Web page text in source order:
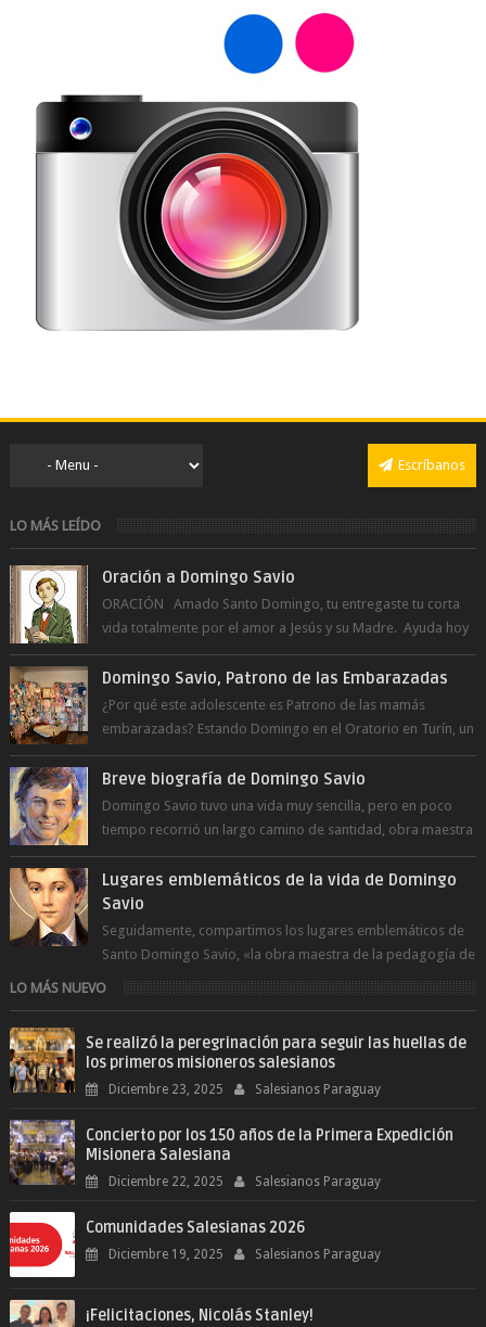
Escríbanos
LO MÁS LEÍDO
Oración a Domingo Savio
ORACIÓN Amado Santo Domingo, tu entregaste tu corta
vida totalmente por el amor a Jesús y su Madre. Ayuda hoy
a la juventud para ...
Domingo Savio, Patrono de las Embarazadas
¿Por qué este adolescente es Patrono de las mamás
embarazadas? Estando Domingo en el Oratorio en Turín, un
día le pide a Don Bosco...
Breve biografía de Domingo Savio
Domingo Savio tuvo una vida muy sencilla, pero en poco
tiempo recorrió un largo camino de santidad, obra maestra
del Espíritu Santo y fr...
Lugares emblemáticos de la vida de Domingo
Savio
Seguidamente, compartimos los lugares emblemáticos de
Santo Domingo Savio, «la obra maestra de la pedagogía de
Don Bosco». San Giovann...
LO MÁS NUEVO
Se realizó la peregrinación para seguir las huellas de
los primeros misioneros salesianos
Diciembre 23, 2025 Salesianos Paraguay
Concierto por los 150 años de la Primera Expedición
Misionera Salesiana
Diciembre 22, 2025 Salesianos Paraguay
Comunidades Salesianas 2026
Diciembre 19, 2025 Salesianos Paraguay
¡Felicitaciones, Nicolás Stanley!